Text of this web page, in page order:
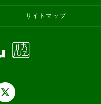
サイトマップ